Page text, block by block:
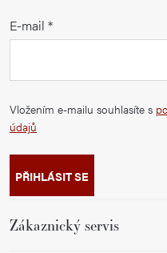
E-mail
Vložením e-mailu souhlasíte s
údajů
PŘIHLÁSIT SE
Zákaznický servis